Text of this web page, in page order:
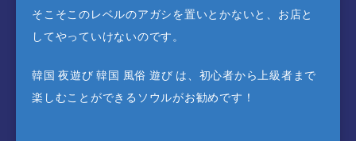
そこそこのレベルのアガシを置いとかないと、お店と
してやっていけないのです。
韓国 夜遊び 韓国 風俗 遊び は、初心者から上級者まで
楽しむことができるソウルがお勧めです！